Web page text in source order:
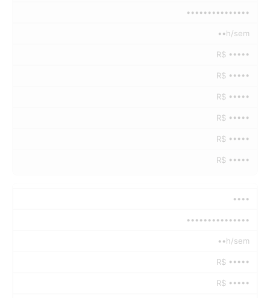
•••••••••••••••
••h/sem
R$ •••••
R$ •••••
R$ •••••
R$ •••••
R$ •••••
R$ •••••
••••
•••••••••••••••
••h/sem
R$ •••••
R$ •••••